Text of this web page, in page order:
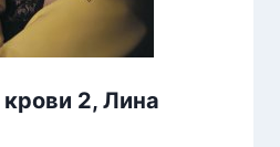
2, Лина